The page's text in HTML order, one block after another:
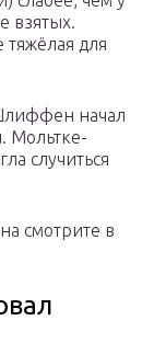
взятых.
для
начал
Мольтке-
случиться
смотрите в